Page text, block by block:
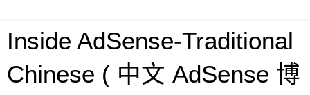
Inside AdSense-Traditional
Chinese ( 中文 AdSense 博